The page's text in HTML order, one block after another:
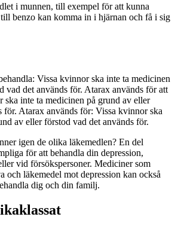
i munnen, till exempel för att kunna
benzo kan komma in i hjärnan och få i sig
Vissa kvinnor ska inte ta medicinen
vad det används för. Atarax används för att
ska inte ta medicinen på grund av eller
för. Atarax används för: Vissa kvinnor ska
av eller förstod vad det används för.
igen de olika läkemedlen? En del
för att behandla din depression,
vid försökspersoner. Mediciner som
och läkemedel mot depression kan också
dig och din familj.